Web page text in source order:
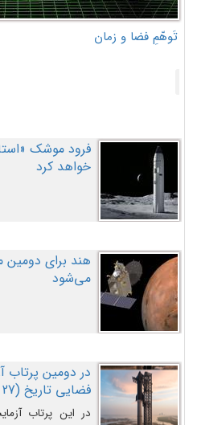
تَوهّمِ فضا و زمان
فرود موشک
خواهد کرد
هند برای
می‌شود
در دومین پرتاب
فضایی تاریخ (27 مهر‌) چه اتفاقی افتاد؟
در این پرتاب